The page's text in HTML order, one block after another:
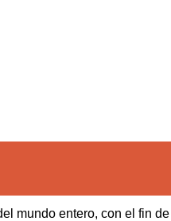
mundo entero, con el fin